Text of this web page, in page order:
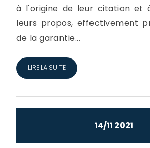
à l'origine de leur citation et
leurs propos, effectivement
de la garantie...
LIRE LA SUITE
14/11 2021